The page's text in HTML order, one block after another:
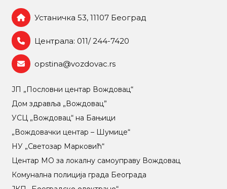
Устаничка 53, 11107 Београд
Централа: 011/ 244-7420
opstina@vozdovac.rs
ЈП „Пословни центар Вождовац“
Дом здравља „Вождовац”
УСЦ „Вождовац“ на Бањици
„Вождовачки центар – Шумице“
НУ „Светозар Марковић“
Центар МO за локалну самоуправу Вождовац
Комунална полиција града Београда